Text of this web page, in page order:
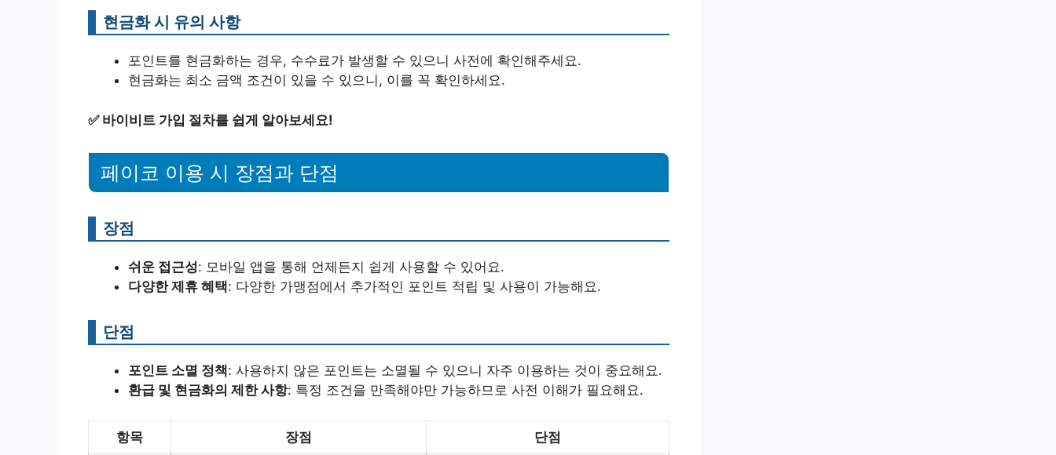
현금화 시 유의 사항
포인트를 현금화하는 경우, 수수료가 발생할 수 있으니 사전에 확인해주세요.
현금화는 최소 금액 조건이 있을 수 있으니, 이를 꼭 확인하세요.
✅ 바이비트 가입 절차를 쉽게 알아보세요!
페이코 이용 시 장점과 단점
장점
쉬운 접근성: 모바일 앱을 통해 언제든지 쉽게 사용할 수 있어요.
다양한 제휴 혜택: 다양한 가맹점에서 추가적인 포인트 적립 및 사용이 가능해요.
단점
포인트 소멸 정책: 사용하지 않은 포인트는 소멸될 수 있으니 자주 이용하는 것이 중요해요.
환급 및 현금화의 제한 사항: 특정 조건을 만족해야만 가능하므로 사전 이해가 필요해요.
항목 장점 단점